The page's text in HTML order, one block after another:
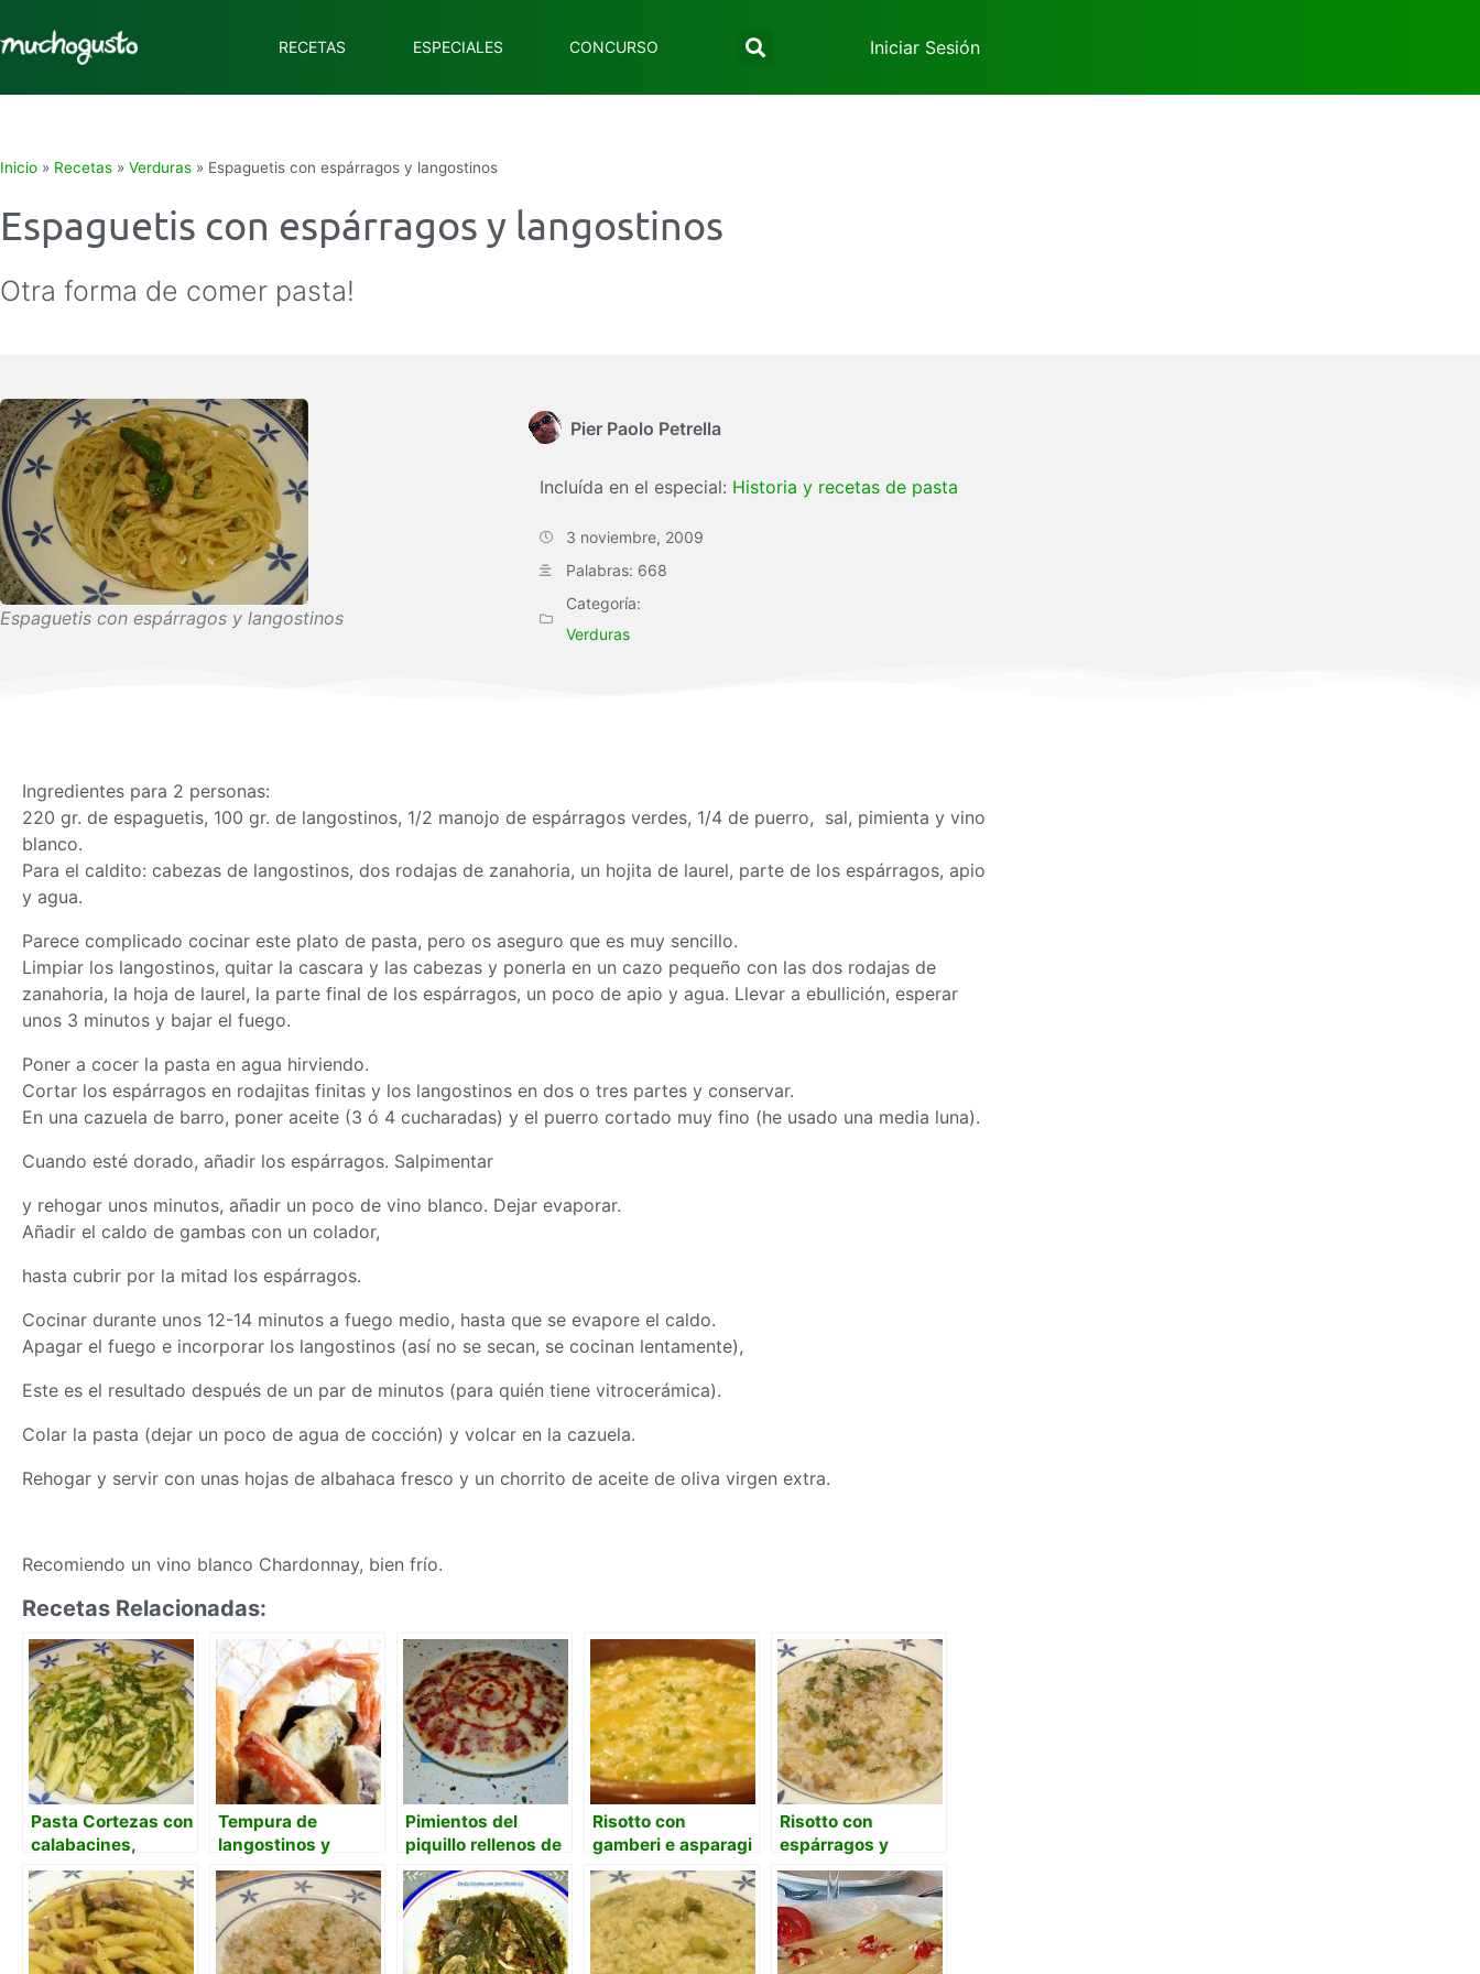
RECETAS ESPECIALES CONCURSO Iniciar Sesión
Inicio » Recetas » Verduras » Espaguetis con espárragos y langostinos
Espaguetis con espárragos y langostinos
Otra forma de comer pasta!
Espaguetis con espárragos y langostinos
Pier Paolo Petrella
Incluída en el especial: Historia y recetas de pasta
3 noviembre, 2009
Palabras: 668
Categoría:
Verduras
Ingredientes para 2 personas:
220 gr. de espaguetis, 100 gr. de langostinos, 1/2 manojo de espárragos verdes, 1/4 de puerro, sal, pimienta y vino
blanco.
Para el caldito: cabezas de langostinos, dos rodajas de zanahoria, un hojita de laurel, parte de los espárragos, apio
y agua.
Parece complicado cocinar este plato de pasta, pero os aseguro que es muy sencillo.
Limpiar los langostinos, quitar la cascara y las cabezas y ponerla en un cazo pequeño con las dos rodajas de
zanahoria, la hoja de laurel, la parte final de los espárragos, un poco de apio y agua. Llevar a ebullición, esperar
unos 3 minutos y bajar el fuego.
Poner a cocer la pasta en agua hirviendo.
Cortar los espárragos en rodajitas finitas y los langostinos en dos o tres partes y conservar.
En una cazuela de barro, poner aceite (3 ó 4 cucharadas) y el puerro cortado muy fino (he usado una media luna).
Cuando esté dorado, añadir los espárragos. Salpimentar
y rehogar unos minutos, añadir un poco de vino blanco. Dejar evaporar.
Añadir el caldo de gambas con un colador,
hasta cubrir por la mitad los espárragos.
Cocinar durante unos 12-14 minutos a fuego medio, hasta que se evapore el caldo.
Apagar el fuego e incorporar los langostinos (así no se secan, se cocinan lentamente),
Este es el resultado después de un par de minutos (para quién tiene vitrocerámica).
Colar la pasta (dejar un poco de agua de cocción) y volcar en la cazuela.
Rehogar y servir con unas hojas de albahaca fresco y un chorrito de aceite de oliva virgen extra.
Recomiendo un vino blanco Chardonnay, bien frío.
Recetas Relacionadas:
Pasta Cortezas con
calabacines,
espárragos y
langostinos
Tempura de
langostinos y
verdura
Pimientos del
piquillo rellenos de
langostinos
Risotto con
gamberi e asparagi
(arroz con gambas
y espárragos)
Risotto con
espárragos y
almejas